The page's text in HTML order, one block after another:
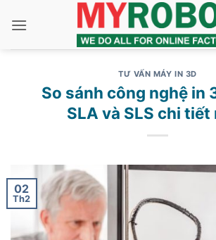
qua
TƯ VẤN MÁY IN 3D
So sánh công nghệ in
SLA và SLS chi tiết
02
Th2